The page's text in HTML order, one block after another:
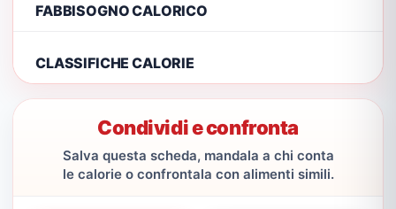
FABBISOGNO CALORICO
CLASSIFICHE CALORIE
Condividi e confronta
Salva questa scheda, mandala a chi conta
le calorie o confrontala con alimenti simili.